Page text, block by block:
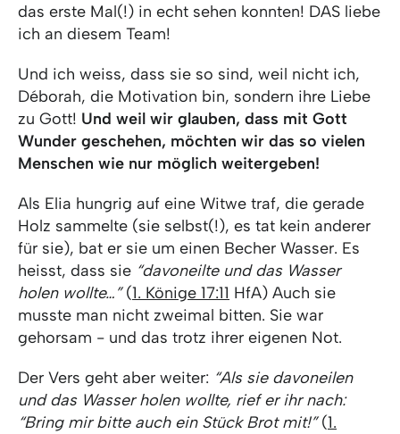
das erste Mal(!) in echt sehen konnten! DAS liebe
ich an diesem Team!
Und ich weiss, dass sie so sind, weil nicht ich,
Déborah, die Motivation bin, sondern ihre Liebe
zu Gott! Und weil wir glauben, dass mit Gott
Wunder geschehen, möchten wir das so vielen
Menschen wie nur möglich weitergeben!
Als Elia hungrig auf eine Witwe traf, die gerade
Holz sammelte (sie selbst(!), es tat kein anderer
für sie), bat er sie um einen Becher Wasser. Es
heisst, dass sie “davoneilte und das Wasser
holen wollte…”(1. Könige 17:11 HfA) Auch sie
musste man nicht zweimal bitten. Sie war
gehorsam - und das trotz ihrer eigenen Not.
Der Vers geht aber weiter: “Als sie davoneilen
und das Wasser holen wollte, rief er ihr nach:
“Bring mir bitte auch ein Stück Brot mit!”(1.